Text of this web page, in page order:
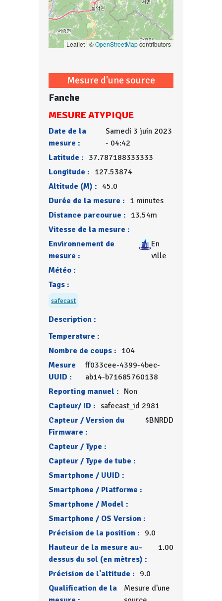
Leaflet | ©OpenStreetMapcontributors
Mesure d'une source
Fanche
MESURE ATYPIQUE
Date de la
mesure :
Samedi 3 juin 2023
- 04:42
Latitude : 37.787188333333
Longitude : 127.53874
Altitude (M) : 45.0
Durée de la mesure : 1 minutes
Distance parcourue : 13.54m
Vitesse de la mesure :
Environnement de
mesure :
En
ville
Météo :
Tags :
safecast
Description :
Temperature :
Nombre de coups : 104
Mesure
UUID :
ff033cee-4399-4bec-
ab14-b71685760138
Reporting manuel : Non
Capteur/ ID : safecast_id 2981
Capteur / Version du
Firmware :
$BNRDD
Capteur / Type :
Capteur / Type de tube :
Smartphone / UUID :
Smartphone / Platforme :
Smartphone / Model :
Smartphone / OS Version :
Précision de la position : 9.0
Hauteur de la mesure au-
dessus du sol (en mètres) :
1.00
Précision de l'altitude : 9.0
Qualification de la
Mesure d'une